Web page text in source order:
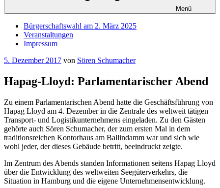
Menü
Bürgerschaftswahl am 2. März 2025
Veranstaltungen
Impressum
Veröffentlicht
5. Dezember 2017 von Sören Schumacher
Hapag-Lloyd: Parlamentarischer Abend
Zu einem Parlamentarischen Abend hatte die Geschäftsführung von
Hapag Lloyd am 4. Dezember in die Zentrale des weltweit tätigen
Transport- und Logistikunternehmens eingeladen. Zu den Gästen
gehörte auch Sören Schumacher, der zum ersten Mal in dem
traditionsreichen Kontorhaus am Ballindamm war und sich wie
wohl jeder, der dieses Gebäude betritt, beeindruckt zeigte.
Im Zentrum des Abends standen Informationen seitens Hapag Lloyd
über die Entwicklung des weltweiten Seegüterverkehrs, die
Situation in Hamburg und die eigene Unternehmensentwicklung.